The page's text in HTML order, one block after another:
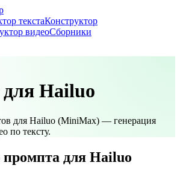
текстаКонструктор
видеоСборники
Hailuo
для Hailuo (MiniMax) — генерация
по тексту.
для Hailuo